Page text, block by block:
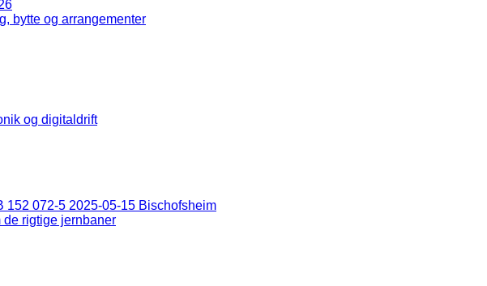
bytte og arrangementer
og digitaldrift
152 072-5 2025-05-15 Bischofsheim
de rigtige jernbaner